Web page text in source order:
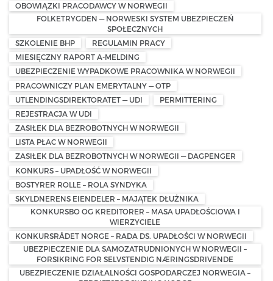
OBOWIĄZKI PRACODAWCY W NORWEGII
FOLKETRYGDEN — NORWESKI SYSTEM UBEZPIECZEŃ
SPOŁECZNYCH
SZKOLENIE BHP
REGULAMIN PRACY
MIESIĘCZNY RAPORT A-MELDING
UBEZPIECZENIE WYPADKOWE PRACOWNIKA W NORWEGII
PRACOWNICZY PLAN EMERYTALNY — OTP
UTLENDINGSDIREKTORATET — UDI
PERMITTERING
REJESTRACJA W UDI
ZASIŁEK DLA BEZROBOTNYCH W NORWEGII
LISTA PŁAC W NORWEGII
ZASIŁEK DLA BEZROBOTNYCH W NORWEGII — DAGPENGER
KONKURS – UPADŁOŚĆ W NORWEGII
BOSTYRER ROLLE – ROLA SYNDYKA
SKYLDNERENS EIENDELER – MAJĄTEK DŁUŻNIKA
KONKURSBO OG KREDITORER – MASA UPADŁOŚCIOWA I
WIERZYCIELE
KONKURSRÅDET NORGE – RADA DS. UPADŁOŚCI W NORWEGII
UBEZPIECZENIE DLA SAMOZATRUDNIONYCH W NORWEGII –
FORSIKRING FOR SELVSTENDIG NÆRINGSDRIVENDE
UBEZPIECZENIE DZIAŁALNOŚCI GOSPODARCZEJ NORWEGIA –